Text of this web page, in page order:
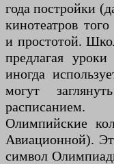
года постройки
кинотеатров
и простотой.
предлагая
иногда
могут
расписанием.
Олимпийские
Авиационной).
символ